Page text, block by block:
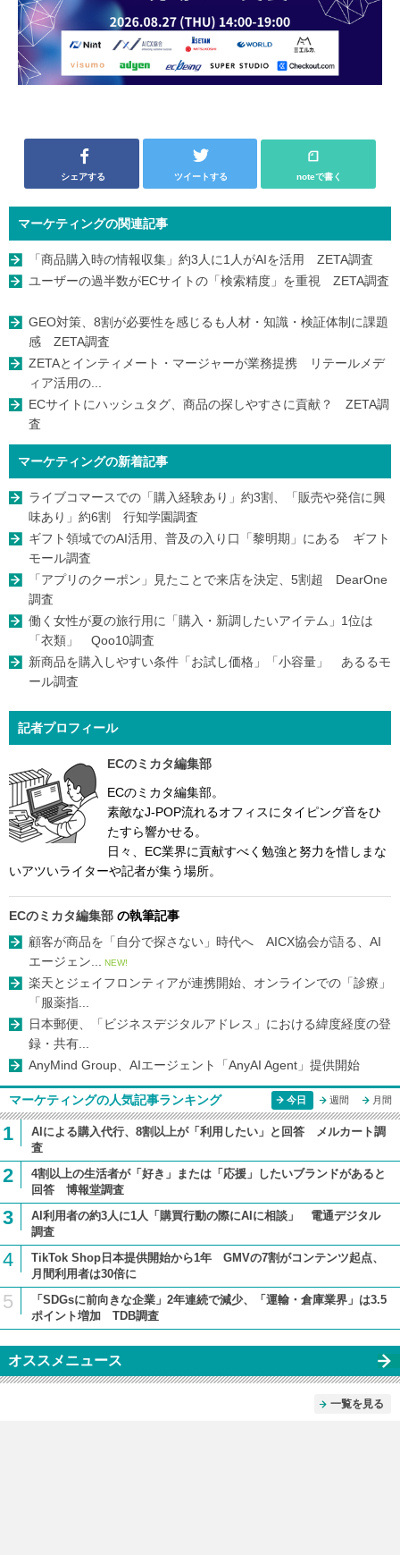
シェアする ツイートする noteで書く
マーケティングの関連記事
「商品購入時の情報収集」約3人に1人がAIを活用 ZETA調査
ユーザーの過半数がECサイトの「検索精度」を重視 ZETA調査
GEO対策、8割が必要性を感じるも人材・知識・検証体制に課題
感 ZETA調査
ZETAとインティメート・マージャーが業務提携 リテールメデ
ィア活用の...
ECサイトにハッシュタグ、商品の探しやすさに貢献？ ZETA調
査
マーケティングの新着記事
ライブコマースでの「購入経験あり」約3割、「販売や発信に興
味あり」約6割 行知学園調査
ギフト領域でのAI活用、普及の入り口「黎明期」にある ギフト
モール調査
「アプリのクーポン」見たことで来店を決定、5割超 DearOne
調査
働く女性が夏の旅行用に「購入・新調したいアイテム」1位は
「衣類」 Qoo10調査
新商品を購入しやすい条件「お試し価格」「小容量」 あるるモ
ール調査
記者プロフィール
ECのミカタ編集部
ECのミカタ編集部。
素敵なJ-POP流れるオフィスにタイピング音をひ
たすら響かせる。
日々、EC業界に貢献すべく勉強と努力を惜しまな
いアツいライターや記者が集う場所。
ECのミカタ編集部 の執筆記事
顧客が商品を「自分で探さない」時代へ AICX協会が語る、AI
エージェン...
NEW!
楽天とジェイフロンティアが連携開始、オンラインでの「診療」
「服薬指...
日本郵便、「ビジネスデジタルアドレス」における緯度経度の登
録・共有...
AnyMind Group、AIエージェント「AnyAI Agent」提供開始
マーケティングの人気記事ランキング 今日 週間 月間
1
AIによる購入代行、8割以上が「利用したい」と回答 メルカート調
査
2
4割以上の生活者が「好き」または「応援」したいブランドがあると
回答 博報堂調査
3
AI利用者の約3人に1人「購買行動の際にAIに相談」 電通デジタル
調査
4
TikTok Shop日本提供開始から1年 GMVの7割がコンテンツ起点、
月間利用者は30倍に
5
「SDGsに前向きな企業」2年連続で減少、「運輸・倉庫業界」は3.5
ポイント増加 TDB調査
オススメニュース
一覧を見る